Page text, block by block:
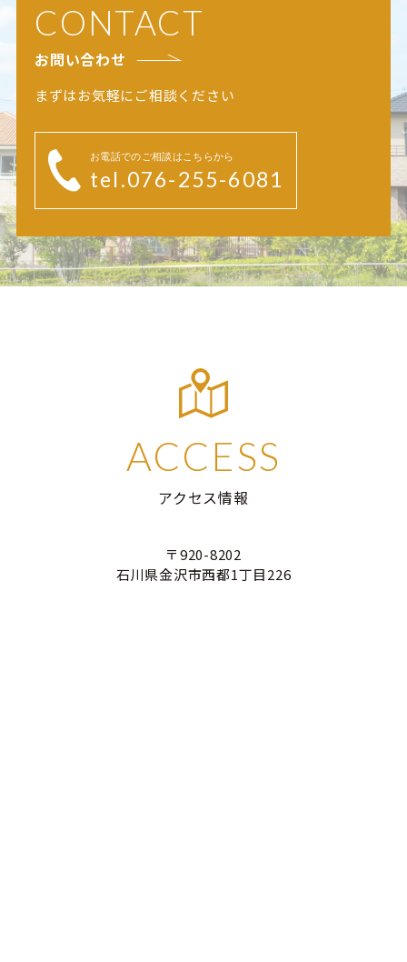
CONTACT
お問い合わせ
まずはお気軽にご相談ください
お電話でのご相談はこちらから
tel.076-255-6081
ACCESS
アクセス情報
〒920-8202
石川県金沢市西都1丁目226